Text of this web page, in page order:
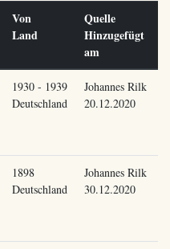
Von
Land
Quelle
Hinzugefügt
am
1930 - 1939
Deutschland
Johannes Rilk
20.12.2020
1898
Deutschland
Johannes Rilk
30.12.2020